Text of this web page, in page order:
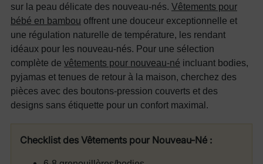
sur la peau délicate des nouveau-nés. Vêtements pour
bébé en bambou offrent une douceur exceptionnelle et
une régulation naturelle de température, les rendant
idéaux pour les nouveau-nés. Pour une sélection
complète de vêtements pour nouveau-né incluant bodies,
pyjamas et tenues de retour à la maison, cherchez des
pièces avec des boutons-pression couverts et des
designs sans étiquette pour un confort maximal.
Checklist des Vêtements pour Nouveau-Né :